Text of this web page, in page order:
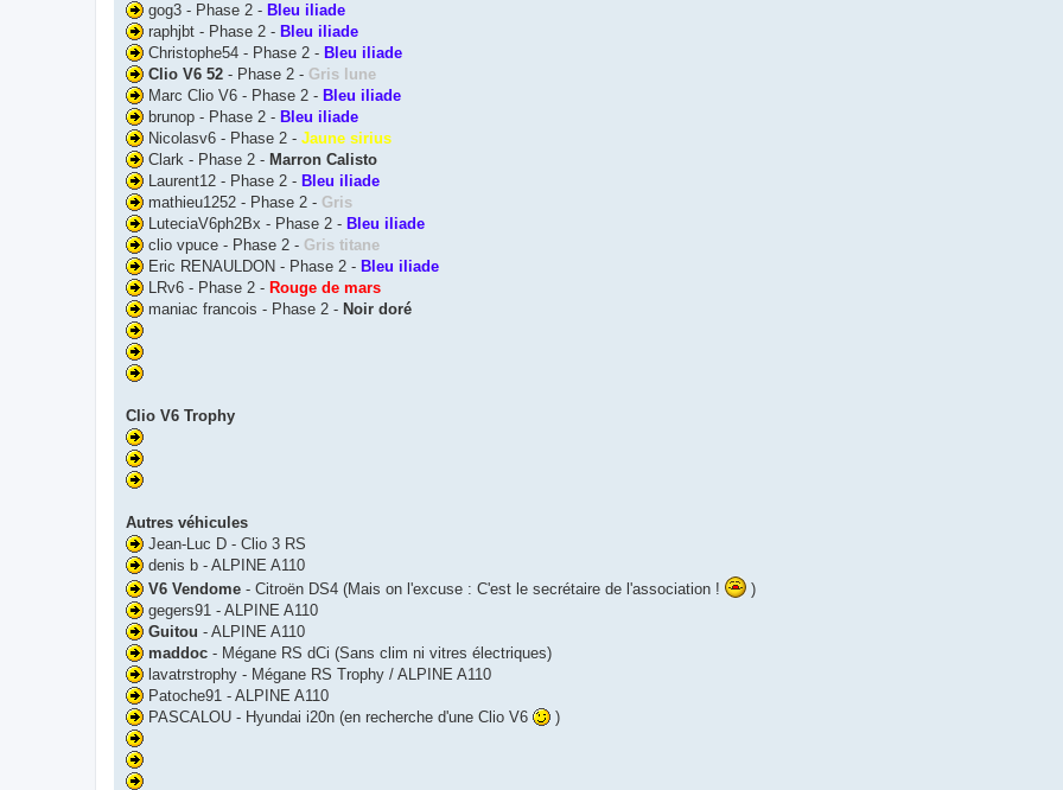
gog3 - Phase 2 - Bleu iliade
raphjbt - Phase 2 - Bleu iliade
Christophe54 - Phase 2 - Bleu iliade
Clio V6 52 - Phase 2 - Gris lune
Marc Clio V6 - Phase 2 - Bleu iliade
brunop - Phase 2 - Bleu iliade
Nicolasv6 - Phase 2 - Jaune sirius
Clark - Phase 2 - Marron Calisto
Laurent12 - Phase 2 - Bleu iliade
mathieu1252 - Phase 2 - Gris
LuteciaV6ph2Bx - Phase 2 - Bleu iliade
clio vpuce - Phase 2 - Gris titane
Eric RENAULDON - Phase 2 - Bleu iliade
LRv6 - Phase 2 - Rouge de mars
maniac francois - Phase 2 - Noir doré
Clio V6 Trophy
Autres véhicules
Jean-Luc D - Clio 3 RS
denis b - ALPINE A110
V6 Vendome - Citroën DS4 (Mais on l'excuse : C'est le secrétaire de l'association !
)
gegers91 - ALPINE A110
Guitou - ALPINE A110
maddoc - Mégane RS dCi (Sans clim ni vitres électriques)
lavatrstrophy - Mégane RS Trophy / ALPINE A110
Patoche91 - ALPINE A110
PASCALOU - Hyundai i20n (en recherche d'une Clio V6
)